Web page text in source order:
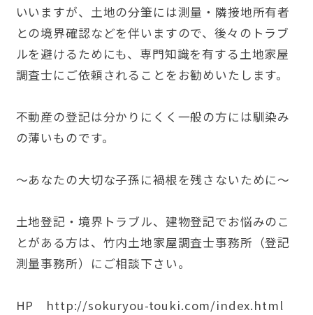
いいますが、土地の分筆には測量・隣接地所有者
との境界確認などを伴いますので、後々のトラブ
ルを避けるためにも、専門知識を有する土地家屋
調査士にご依頼されることをお勧めいたします。
不動産の登記は分かりにくく一般の方には馴染み
の薄いものです。
～あなたの大切な子孫に禍根を残さないために～
土地登記・境界トラブル、建物登記でお悩みのこ
とがある方は、竹内土地家屋調査士事務所（登記
測量事務所）にご相談下さい。
HP http://sokuryou-touki.com/index.html